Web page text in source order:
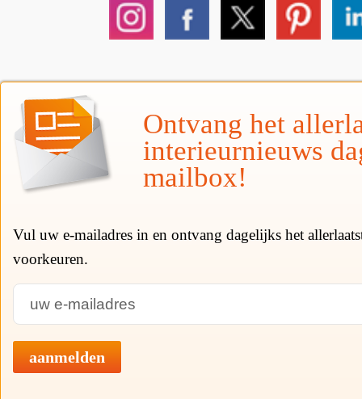
Ontvang het
interieurnieuws
mailbox!
Vul uw e-mailadres in en ontvang dagelijks het
voorkeuren.
aanmelden